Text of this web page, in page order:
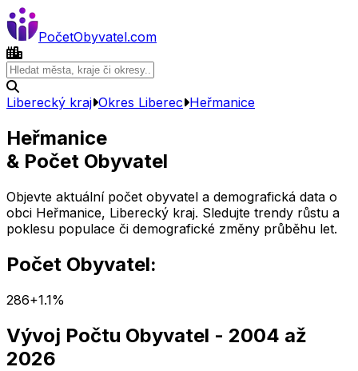
PočetObyvatel.com
Liberecký kraj Okres Liberec Heřmanice
Heřmanice
& Počet Obyvatel
Objevte aktuální počet obyvatel a demografická data o
obci Heřmanice, Liberecký kraj. Sledujte trendy růstu a
poklesu populace či demografické změny průběhu let.
Počet Obyvatel:
286+1.1%
Vývoj Počtu Obyvatel - 2004 až
2026